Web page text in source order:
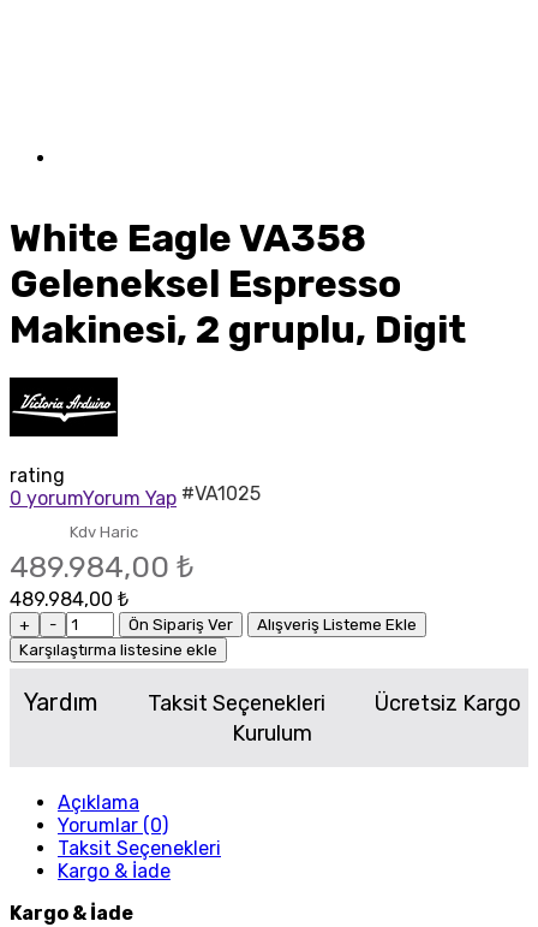
White Eagle VA358
Geleneksel Espresso
Makinesi, 2 gruplu, Digit
rating
0 yorumYorum Yap #VA1025
Kdv Haric
489.984,00 ₺
489.984,00 ₺
+ - Ön Sipariş Ver
Alışveriş Listeme Ekle
Karşılaştırma listesine ekle
Yardım Taksit Seçenekleri
Ücretsiz Kargo
Kurulum
Açıklama
Yorumlar (0)
Taksit Seçenekleri
Kargo & İade
Kargo & İade